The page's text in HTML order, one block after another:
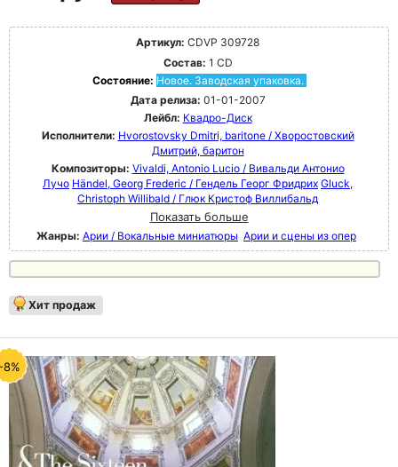
Артикул: CDVP 309728
Состав: 1 CD
Состояние: Новое. Заводская упаковка.
Дата релиза: 01-01-2007
Лейбл: Квадро-Диск
Исполнители: Hvorostovsky Dmitri, baritone / Хворостовский
Дмитрий, баритон
Композиторы: Vivaldi, Antonio Lucio / Вивальди Антонио
Лучо Händel, Georg Frederic / Гендель Георг Фридрих Gluck,
Christoph Willibald / Глюк Кристоф Виллибальд
Показать больше
Жанры: Арии / Вокальные миниатюры Арии и сцены из опер
Хит продаж
8%